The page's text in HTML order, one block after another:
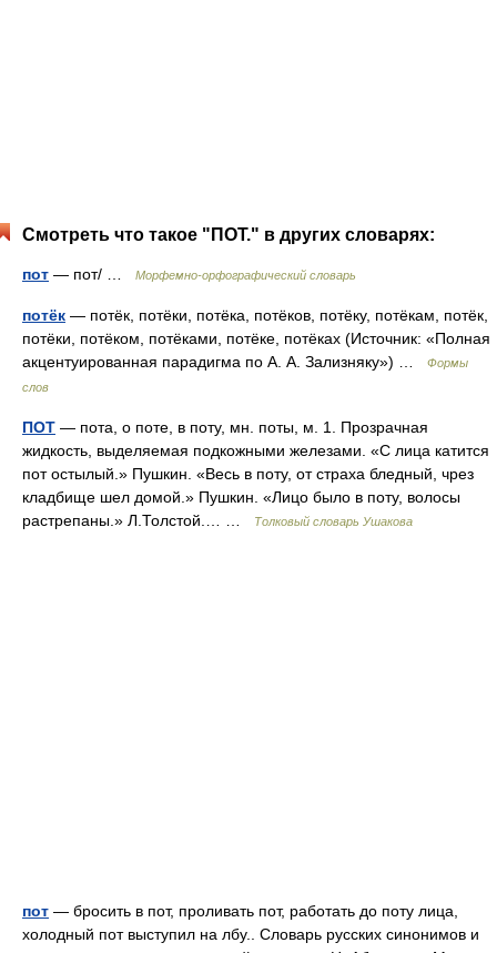
Смотреть что такое "ПОТ." в других словарях:
пот — пот/ … Морфемно-орфографический словарь
потёк — потёк, потёки, потёка, потёков, потёку, потёкам, потёк,
потёки, потёком, потёками, потёке, потёках (Источник: «Полная
акцентуированная парадигма по А. А. Зализняку») …
Формы
слов
ПОТ — пота, о поте, в поту, мн. поты, м. 1. Прозрачная
жидкость, выделяемая подкожными железами. «С лица катится
пот остылый.» Пушкин. «Весь в поту, от страха бледный, чрез
кладбище шел домой.» Пушкин. «Лицо было в поту, волосы
растрепаны.» Л.Толстой.… …
Толковый словарь Ушакова
пот — бросить в пот, проливать пот, работать до поту лица,
холодный пот выступил на лбу.. Словарь русских синонимов и